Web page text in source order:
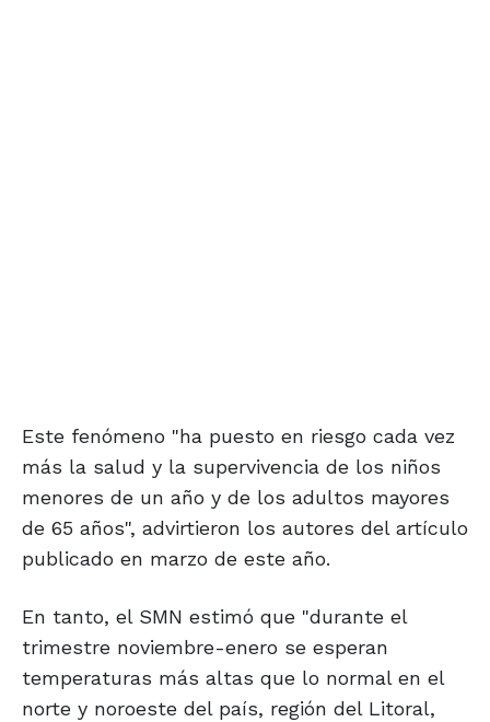
Este fenómeno "ha puesto en riesgo cada vez
más la salud y la supervivencia de los niños
menores de un año y de los adultos mayores
de 65 años", advirtieron los autores del artículo
publicado en marzo de este año.
En tanto, el SMN estimó que "durante el
trimestre noviembre-enero se esperan
temperaturas más altas que lo normal en el
norte y noroeste del país, región del Litoral,